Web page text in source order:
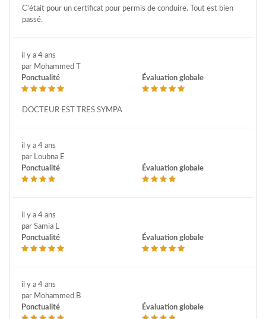
C'était pour un certificat pour permis de conduire. Tout est bien
passé.
il y a 4 ans
par Mohammed T
Ponctualité
Évaluation globale
DOCTEUR EST TRES SYMPA
il y a 4 ans
par Loubna E
Ponctualité
Évaluation globale
il y a 4 ans
par Samia L
Ponctualité
Évaluation globale
il y a 4 ans
par Mohammed B
Ponctualité
Évaluation globale